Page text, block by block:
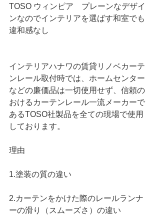
TOSO ウィンピア　プレーンなデザイ
ンなのでインテリアを選ばす和室でも
違和感なし
インテリアハナワの賃貸リノベカーテ
ンレール取付時では、ホームセンター
などの廉価品は一切使用せず、信頼の
おけるカーテンレール一流メーカーで
あるTOSO社製品を全ての現場で使用
しております。
理由
1.塗装の質の違い
2.カーテンをかけた際のレールランナ
ーの滑り（スムーズさ）の違い